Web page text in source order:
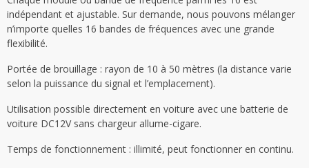
indépendant et ajustable. Sur demande, nous pouvons mélanger
n’importe quelles 16 bandes de fréquences avec une grande
flexibilité.
Portée de brouillage : rayon de 10 à 50 mètres (la distance varie
selon la puissance du signal et l’emplacement).
Utilisation possible directement en voiture avec une batterie de
voiture DC12V sans chargeur allume-cigare.
Temps de fonctionnement : illimité, peut fonctionner en continu.